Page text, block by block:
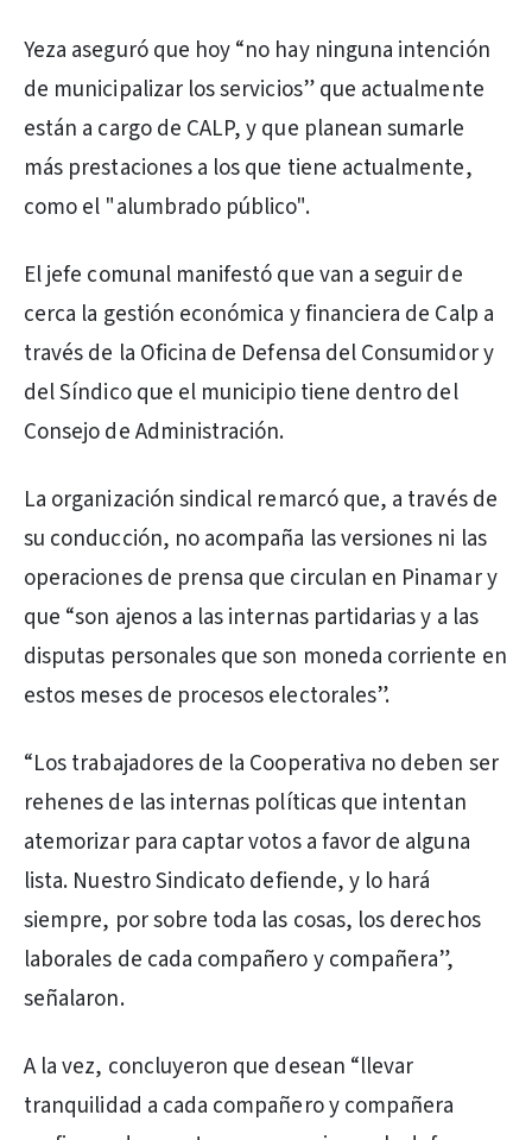
Yeza aseguró que hoy “no hay ninguna intención
de municipalizar los servicios” que actualmente
están a cargo de CALP, y que planean sumarle
más prestaciones a los que tiene actualmente,
como el "alumbrado público".
El jefe comunal manifestó que van a seguir de
cerca la gestión económica y financiera de Calp a
través de la Oficina de Defensa del Consumidor y
del Síndico que el municipio tiene dentro del
Consejo de Administración.
La organización sindical remarcó que, a través de
su conducción, no acompaña las versiones ni las
operaciones de prensa que circulan en Pinamar y
que “son ajenos a las internas partidarias y a las
disputas personales que son moneda corriente en
estos meses de procesos electorales”.
“Los trabajadores de la Cooperativa no deben ser
rehenes de las internas políticas que intentan
atemorizar para captar votos a favor de alguna
lista. Nuestro Sindicato defiende, y lo hará
siempre, por sobre toda las cosas, los derechos
laborales de cada compañero y compañera”,
señalaron.
A la vez, concluyeron que desean “llevar
tranquilidad a cada compañero y compañera